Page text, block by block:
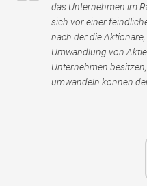
das Unternehmen im
sich vor einer
nach der die
Umwandlung von
Unternehmen
umwandeln können